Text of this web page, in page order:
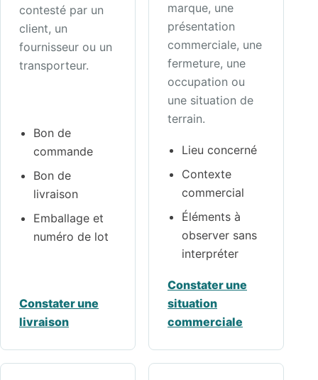
contesté par un
client, un
fournisseur ou un
transporteur.
Bon de
commande
Bon de
livraison
Emballage et
numéro de lot
Constater une
livraison
marque, une
présentation
commerciale, une
fermeture, une
occupation ou
une situation de
terrain.
Lieu concerné
Contexte
commercial
Éléments à
observer sans
interpréter
Constater une
situation
commerciale